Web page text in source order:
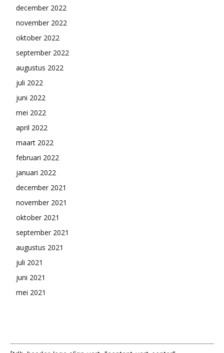
december 2022
november 2022
oktober 2022
september 2022
augustus 2022
juli 2022
juni 2022
mei 2022
april 2022
maart 2022
februari 2022
januari 2022
december 2021
november 2021
oktober 2021
september 2021
augustus 2021
juli 2021
juni 2021
mei 2021